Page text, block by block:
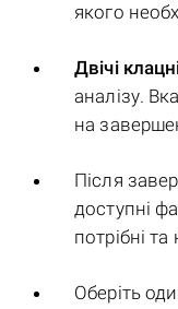
якого
Двічі
аналізу.
на
Після
доступні
потрібні
Оберіть